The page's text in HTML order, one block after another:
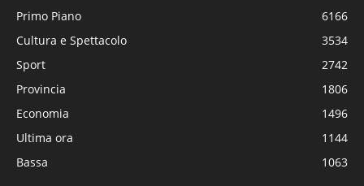
Primo Piano
6166
Cultura e Spettacolo
3534
Sport
2742
Provincia
1806
Economia
1496
Ultima ora
1144
Bassa
1063